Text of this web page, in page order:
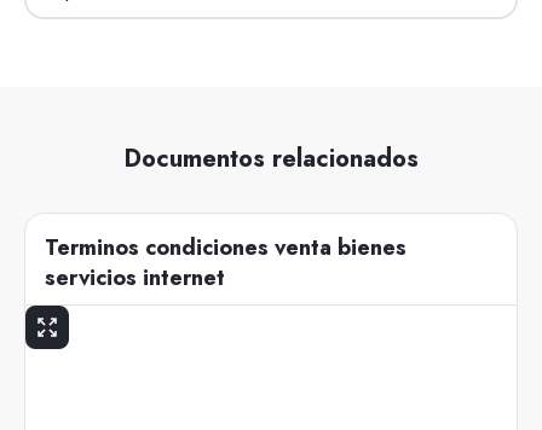
Documentos relacionados
Terminos condiciones venta bienes
servicios internet